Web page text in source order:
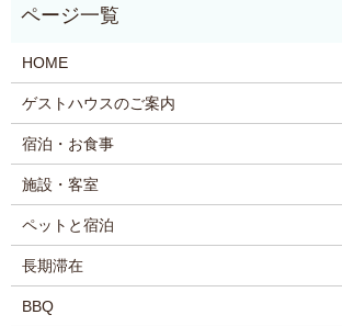
HOME
ゲストハウスのご案内
宿泊・お食事
施設・客室
ペットと宿泊
長期滞在
BBQ